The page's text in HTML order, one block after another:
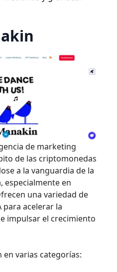
de marketing
de las criptomonedas
a la vanguardia de la
especialmente en
una variedad de
para acelerar la
impulsar el crecimiento
en varias categorías: